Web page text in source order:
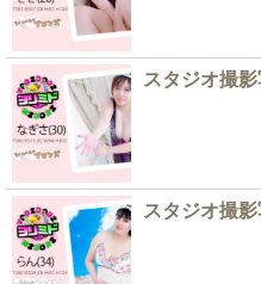
スタジオ撮影
スタジオ撮影